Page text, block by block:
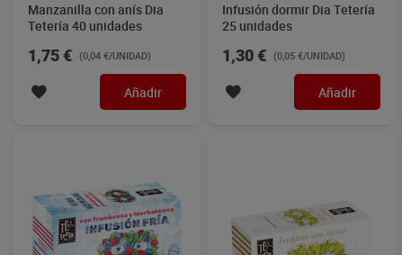
Manzanilla con anís Dia
Tetería 40 unidades
1,75 € (0,04 €/UNIDAD)
Añadir
Infusión dormir Dia Tetería
25 unidades
1,30 € (0,05 €/UNIDAD)
Añadir